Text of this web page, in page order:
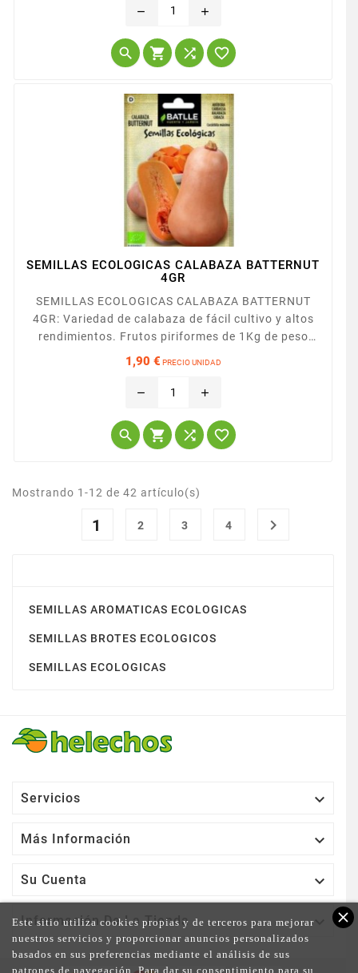
cesa de fructificar. Carne sabrosa y delicada.
remove add
   
SEMILLAS ECOLOGICAS CALABAZA BATTERNUT
4GR
SEMILLAS ECOLOGICAS CALABAZA BATTERNUT
4GR: Variedad de calabaza de fácil cultivo y altos
rendimientos. Frutos piriformes de 1Kg de peso
aproximado. Piel naranja tostada, pulpa naranja
consistente, de textura fina y dulce.
1,90 € PRECIO UNIDAD
remove add
   
Mostrando 1-12 de 42 artículo(s)
1 2 3 4 
SEMILLAS AROMATICAS ECOLOGICAS
SEMILLAS BROTES ECOLOGICOS
SEMILLAS ECOLOGICAS
Servicios 
Más Información 
Su Cuenta 
Información De La Tienda  close
Este sitio utiliza cookies propias y de terceros para mejorar
nuestros servicios y proporcionar anuncios personalizados
basados en sus preferencias mediante el análisis de sus
patrones de navegación. Para dar su consentimiento para su